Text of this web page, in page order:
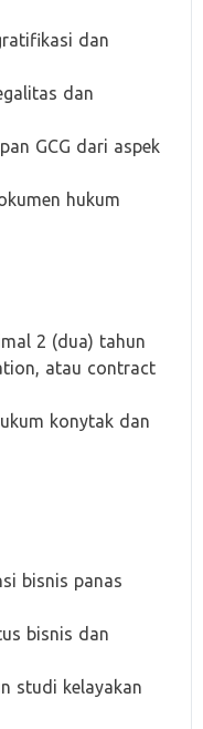
dan
dan
GCG dari aspek
hukum
2 (dua) tahun
atau contract
konytak dan
bisnis panas
bisnis dan
studi kelayakan